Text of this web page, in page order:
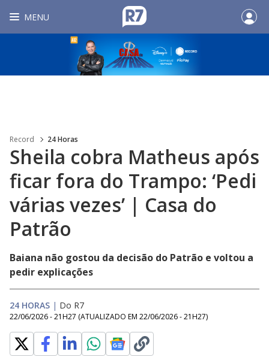
MENU
Record 24 Horas
Sheila cobra Matheus após
ficar fora do Trampo: ‘Pedi
várias vezes’ | Casa do
Patrão
Baiana não gostou da decisão do Patrão e voltou a
pedir explicações
24 HORAS | Do R7
22/06/2026 - 21H27 (ATUALIZADO EM 22/06/2026 - 21H27)